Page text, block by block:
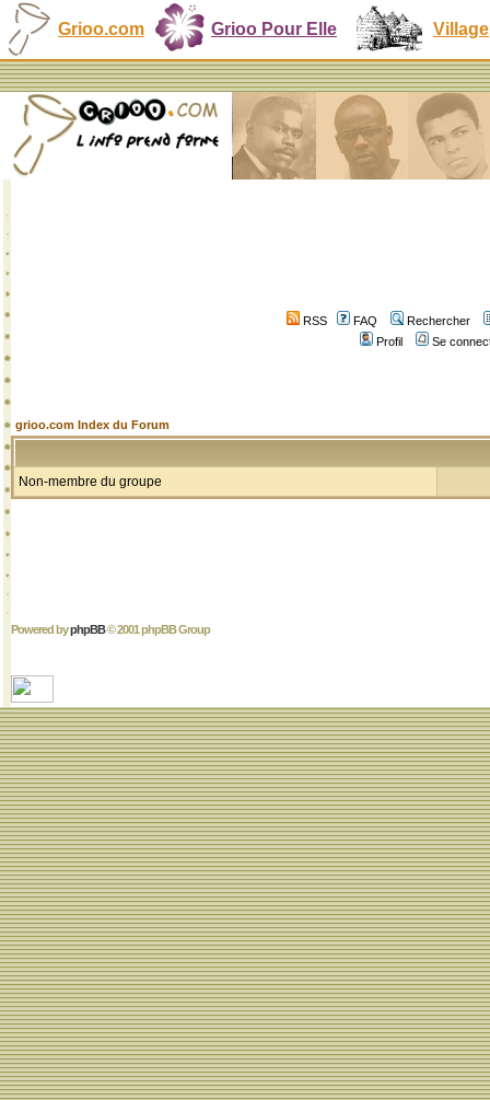
Grioo.com Grioo Pour Elle Village
RSS FAQ
Rechercher
Profil
Se
grioo.com Index du Forum
Non-membre du groupe
Powered byphpBB© 2001 phpBB Group